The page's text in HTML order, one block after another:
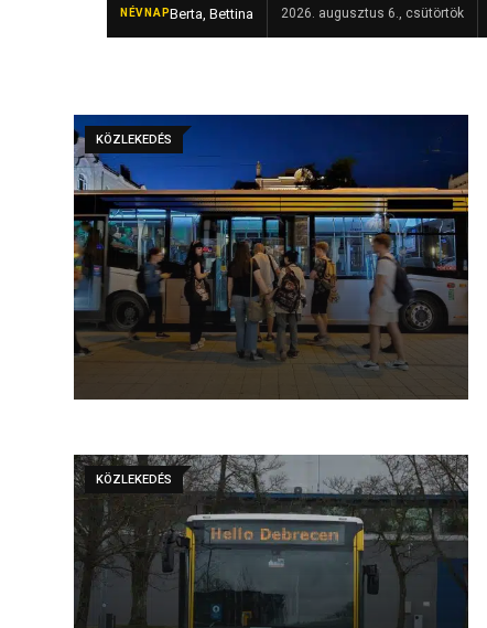
NÉVNAPBerta, Bettina 2026. augusztus 6., csütörtök
– így készül a Debreceni Bor- és Jazznapok augusztus 6–8-án
KÖZLEKEDÉS
KÖZLEKEDÉS